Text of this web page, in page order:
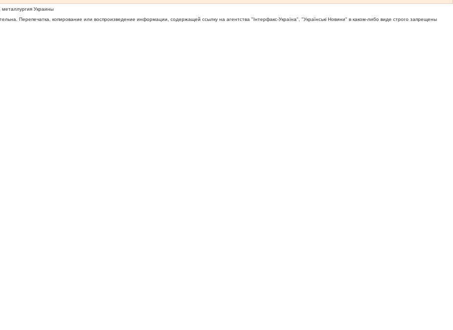
металлургия Украины
Перепечатка, копирование или воспроизведение информации, содержащей ссылку на агентства "Iнтерфакс-Україна", "Українськi Новини" в каком-либо виде строго запрещены